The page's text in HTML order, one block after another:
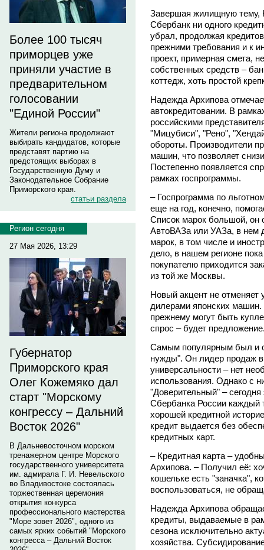
Более 100 тысяч
приморцев уже
приняли участие в
предварительном
голосовании
"Единой России"
Жители региона продолжают
выбирать кандидатов, которые
представят партию на
предстоящих выборах в
Государственную Думу и
Законодательное Собрание
Приморского края.
статьи раздела
Регион сегодня
27 Мая 2026, 13:29
Губернатор
Приморского края
Олег Кожемяко дал
старт "Морскому
конгрессу – Дальний
Восток 2026"
В Дальневосточном морском
тренажерном центре Морского
государственного университета
им. адмирала Г. И. Невельского
во Владивостоке состоялась
торжественная церемония
открытия конкурса
профессионального мастерства
"Море зовет 2026", одного из
самых ярких событий "Морского
конгресса – Дальний Восток
Завершая жилищную тему,
Сбербанк ни одного
убрал, продолжая
прежними требования и к
проект, примерная смета,
собственных средств –
коттедж, хоть простой
Надежда Архипова
автокредитовании. В
российскими
"Мицубиси", "Рено",
обороты. Производители
машин, что позволяет
Постепенно появляется
рамках госпрограммы.
– Госпрограмма по
еще на год, конечно,
Список марок большой, он
АвтоВАЗа или УАЗа, в нем
марок, в том числе и
дело, в нашем регионе
покупателю приходится
из той же Москвы.
Новый акцент не
дилерами японских
прежнему могут быть
спрос – будет
Самым популярным был и
нужды". Он лидер продаж
универсальности – нет
использования. Однако с
"Доверительный" –
Сбербанка России каждый
хорошей кредитной
кредит выдается без
кредитных карт.
– Кредитная карта –
Архипова. – Получил её:
кошельке есть "заначка",
воспользоваться, не
Надежда Архипова
кредиты, выдаваемые в
сезона исключительно
хозяйства.